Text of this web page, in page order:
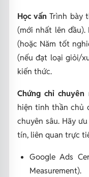
Học vấn Trình bày
(mới nhất lên đầu).
(hoặc Năm tốt
(nếu đạt loại giỏi/
kiến thức.
Chứng chỉ chuyên
hiện tinh thần chủ
chuyên sâu. Hãy
tín, liên quan trực
Google Ads
Measurement).